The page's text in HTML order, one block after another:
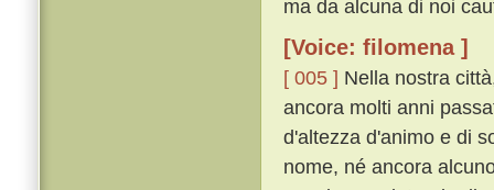
ma da alcuna di noi
[Voice: filomena ]
[ 005 ] Nella nostra
ancora molti anni
d'altezza d'animo e di
nome, né ancora